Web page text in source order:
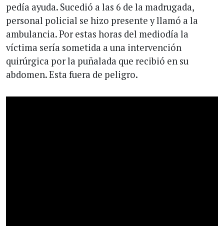
pedía ayuda. Sucedió a las 6 de la madrugada,
personal policial se hizo presente y llamó a la
ambulancia. Por estas horas del mediodía la
víctima sería sometida a una intervención
quirúrgica por la puñalada que recibió en su
abdomen. Esta fuera de peligro.